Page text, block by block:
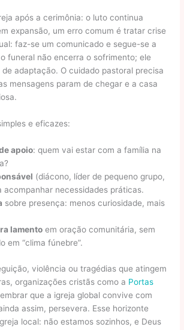
após a cerimônia: o luto continua
expansão, um erro comum é tratar crise
faz-se um comunicado e segue-se a
funeral não encerra o sofrimento; ele
adaptação. O cuidado pastoral precisa
mensagens param de chegar e a casa
e eficazes:
apoio: quem vai estar com a família na
(diácono, líder de pequeno grupo,
acompanhar necessidades práticas.
sobre presença: menos curiosidade, mais
lamento em oração comunitária, sem
em “clima fúnebre”.
violência ou tragédias que atingem
organizações cristãs como a Portas
que a igreja global convive com
assim, persevera. Esse horizonte
local: não estamos sozinhos, e Deus